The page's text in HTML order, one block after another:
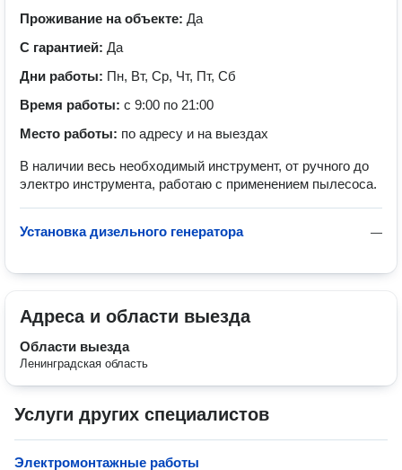
Проживание на объекте: Да
С гарантией: Да
Дни работы: Пн, Вт, Ср, Чт, Пт, Сб
Время работы: с 9:00 по 21:00
Место работы: по адресу и на выездах
В наличии весь необходимый инструмент, от ручного до
электро инструмента, работаю с применением пылесоса.
—
Установка дизельного генератора
Адреса и области выезда
Области выезда
Ленинградская область
Услуги других специалистов
Электромонтажные работы